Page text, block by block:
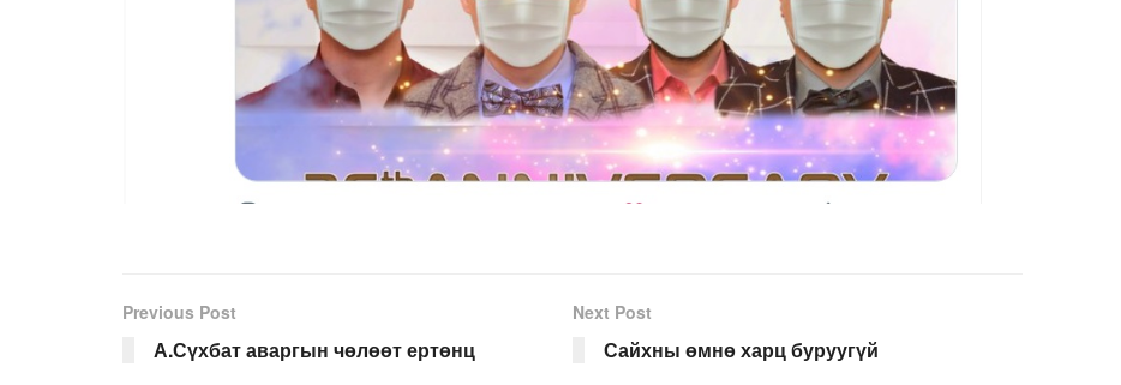
Previous Post
А.Сүхбат аваргын чөлөөт ертөнц
Next Post
Сайхны өмнө харц буруугүй